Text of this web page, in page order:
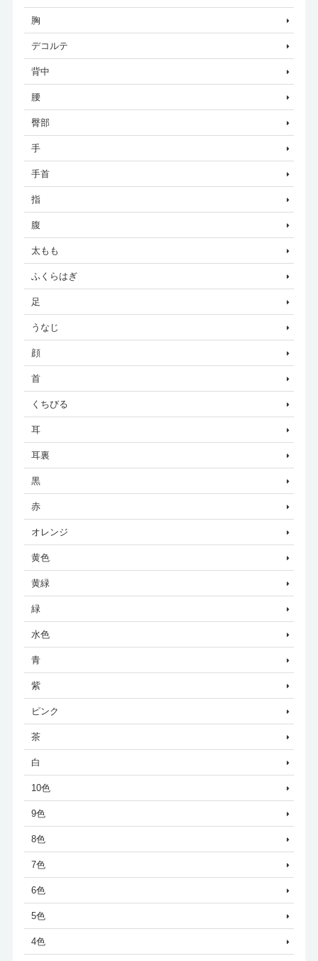
胸
デコルテ
背中
腰
臀部
手
手首
指
腹
太もも
ふくらはぎ
足
うなじ
顔
首
くちびる
耳
耳裏
黒
赤
オレンジ
黄色
黄緑
緑
水色
青
紫
ピンク
茶
白
10色
9色
8色
7色
6色
5色
4色